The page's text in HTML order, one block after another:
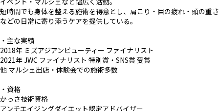
n
短時間でも身体を整える施術を得意とし、肩こり・目の疲れ・頭の重さ
などの日常に寄り添うケアを提供している。
・主な実績
2018年 ミズアジアンビューティー ファイナリスト
2021年 JWC ファイナリスト 特別賞・SNS賞 受賞
他 マルシェ出店・体験会での施術多数
・資格
かっさ技術資格
アンチエイジングダイエット認定アドバイザー